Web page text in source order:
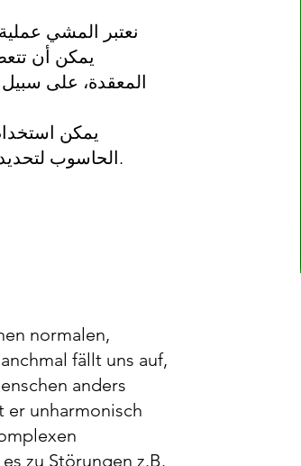
نعتبر المشي
يمكن أن
المعقدة، على
يمكن
الحاسوب لتحديد أسباب اضطراب المشي.
normalen,
fällt uns auf,
anders
er unharmonisch
zu Störungen z.B.